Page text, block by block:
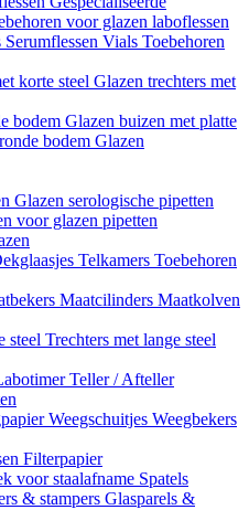
voor glazen laboflessen
Serumflessen Vials Toebehoren
korte steel Glazen trechters met
bodem Glazen buizen met platte
bodem Glazen
Glazen serologische pipetten
voor glazen pipetten
Telkamers Toebehoren
Maatcilinders Maatkolven
steel Trechters met lange steel
Teller / Afteller
Weegschuitjes Weegbekers
Filterpapier
voor staalafname Spatels
& stampers Glasparels &